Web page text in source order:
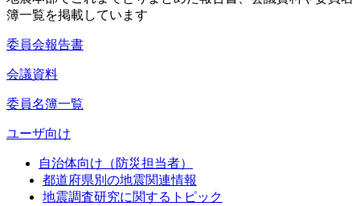
簿一覧を掲載しています
委員会報告書
会議資料
委員名簿一覧
ユーザ向け
自治体向け（防災担当者）
都道府県別の地震関連情報
地震調査研究に関するトピック